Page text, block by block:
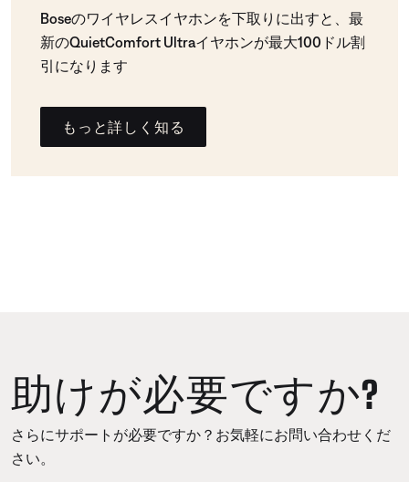
Boseのワイヤレスイヤホンを下取りに出すと、最
新のQuietComfort Ultraイヤホンが最大100ドル割
引になります
もっと詳しく知る
助けが必要ですか?
さらにサポートが必要ですか？お気軽にお問い合わせくだ
さい。